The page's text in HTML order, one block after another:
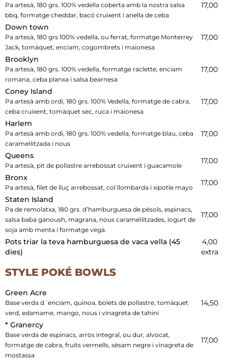
Pa artesà, 180 grs. 100% vedella coberta amb la nostra salsa
bbq, formatge cheddar, bacó cruixent i anella de ceba
17,00
Down town
Pa artesà, 180 grs 100% vedella, ou ferrat, formatge Monterrey
Jack, tomàquet, enciam, cogombrets i maionesa
17,00
Brooklyn
Pa artesà, 180 grs. 100% vedella, formatge raclette, enciam
romana, ceba planxa i salsa bearnesa
17,00
Coney Island
Pa artesà amb ordi, 180 grs. 100% Vedella, formatge de cabra,
ceba cruixent, tomàquet sec, ruca i maionesa
17,00
Harlem
Pa artesà amb ordi, 180 grs. 100% vedella, formatge blau, ceba
caramel·litzada i nous
17,00
Queens
Pa artesà, pit de pollastre arrebossat cruixent i guacamole
17,00
Bronx
Pa artesà, filet de lluç arrebossat, col llombarda i xipotle mayo
17,00
Staten Island
Pa de remolatxa, 180 grs. d’hamburguesa de pèsols, espinacs,
salsa baba ganoush, magrana, nous caramel·litzades, iogurt de
soja amb menta i formatge vegà.
17,00
Pots triar la teva hamburguesa de vaca vella (45
dies)
4,00
extra
STYLE POKÉ BOWLS
Green Acre
Base verda d´enciam, quinoa, bolets de pollastre, tomàquet
verd, edamame, mango, nous i vinagreta de tahini
14,50
* Granercy
Base verda de espinacs, arròs integral, ou dur, alvocat,
formatge de cabra, fruits vermells, sèsam negre i vinagreta de
mostassa
17,00